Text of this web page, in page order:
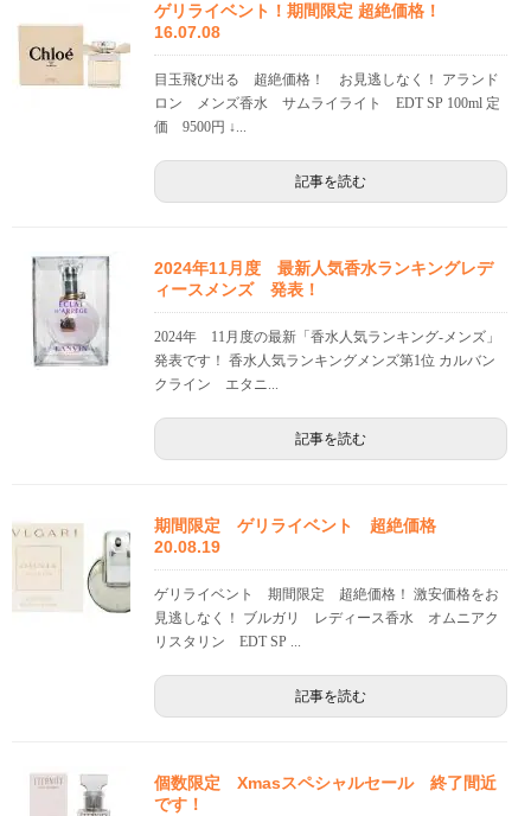
ゲリライベント！期間限定 超絶価格！
16.07.08
目玉飛び出る 超絶価格！ お見逃しなく！ アランド
ロン メンズ香水 サムライライト EDT SP 100ml 定
価 9500円 ↓...
記事を読む
2024年11月度 最新人気香水ランキングレデ
ィースメンズ 発表！
2024年 11月度の最新「香水人気ランキング-メンズ」
発表です！ 香水人気ランキングメンズ第1位 カルバン
クライン エタニ...
記事を読む
期間限定 ゲリライベント 超絶価格
20.08.19
ゲリライベント 期間限定 超絶価格！ 激安価格をお
見逃しなく！ ブルガリ レディース香水 オムニアク
リスタリン EDT SP ...
記事を読む
個数限定 Xmasスペシャルセール 終了間近
です！